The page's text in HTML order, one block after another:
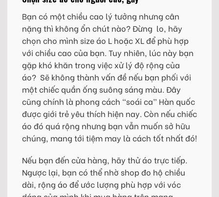
Bạn có một chiều cao lý tưởng nhưng cân
nặng thì không ổn chút nào? Đừng lo, hãy
chọn cho mình size áo L hoặc XL để phù hợp
với chiều cao của bạn. Tuy nhiên, lúc này bạn
gặp khó khăn trong việc xử lý độ rộng của
áo? Sẽ không thành vấn đề nếu bạn phối với
một chiếc quần ống suông sáng màu. Đây
cũng chính là phong cách “soái ca” Hàn quốc
được giới trẻ yêu thích hiện nay. Còn nếu chiếc
áo đó quá rộng nhưng bạn vẫn muốn sở hữu
chúng, mang tới tiệm may là cách tốt nhất đó!
Nếu bạn đến cửa hàng, hãy thử áo trực tiếp.
Ngược lại, bạn có thể nhờ shop đo hộ chiều
dài, rộng áo để ước lượng phù hợp với vóc